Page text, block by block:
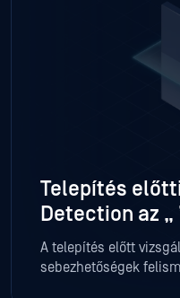
Telepítés
Detection az „
A telepítés előtt
sebezhetőségek